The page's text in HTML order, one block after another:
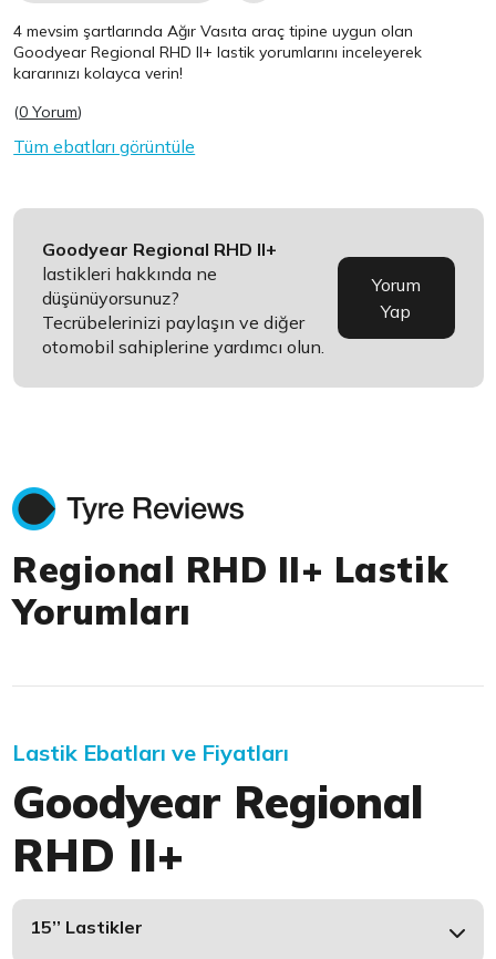
4 mevsim şartlarında Ağır Vasıta araç tipine uygun olan
Goodyear Regional RHD II+ lastik yorumlarını inceleyerek
kararınızı kolayca verin!
(0 Yorum)
Tüm ebatları görüntüle
Goodyear Regional RHD II+
lastikleri hakkında ne
düşünüyorsunuz?
Tecrübelerinizi paylaşın ve diğer
otomobil sahiplerine yardımcı olun.
Yorum
Yap
Regional RHD II+ Lastik
Yorumları
Lastik Ebatları ve Fiyatları
Goodyear Regional
RHD II+
15’’ Lastikler